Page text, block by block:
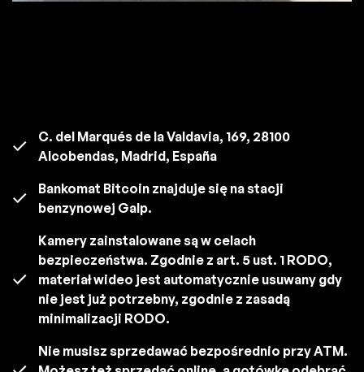
C. del Marqués de la Valdavia, 169, 28100
Alcobendas, Madrid, España
Bankomat Bitcoin znajduje się na stacji
benzynowej Galp.
Kamery zainstalowane są w celach
bezpieczeństwa. Zgodnie z art. 5 ust. 1 RODO,
materiał wideo jest automatycznie usuwany gdy
nie jest już potrzebny, zgodnie z zasadą
minimalizacji RODO.
Nie musisz sprzedawać bezpośrednio przy ATM.